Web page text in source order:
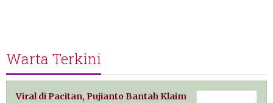
Warta Terkini
Viral di Pacitan, Pujianto Bantah Klaim